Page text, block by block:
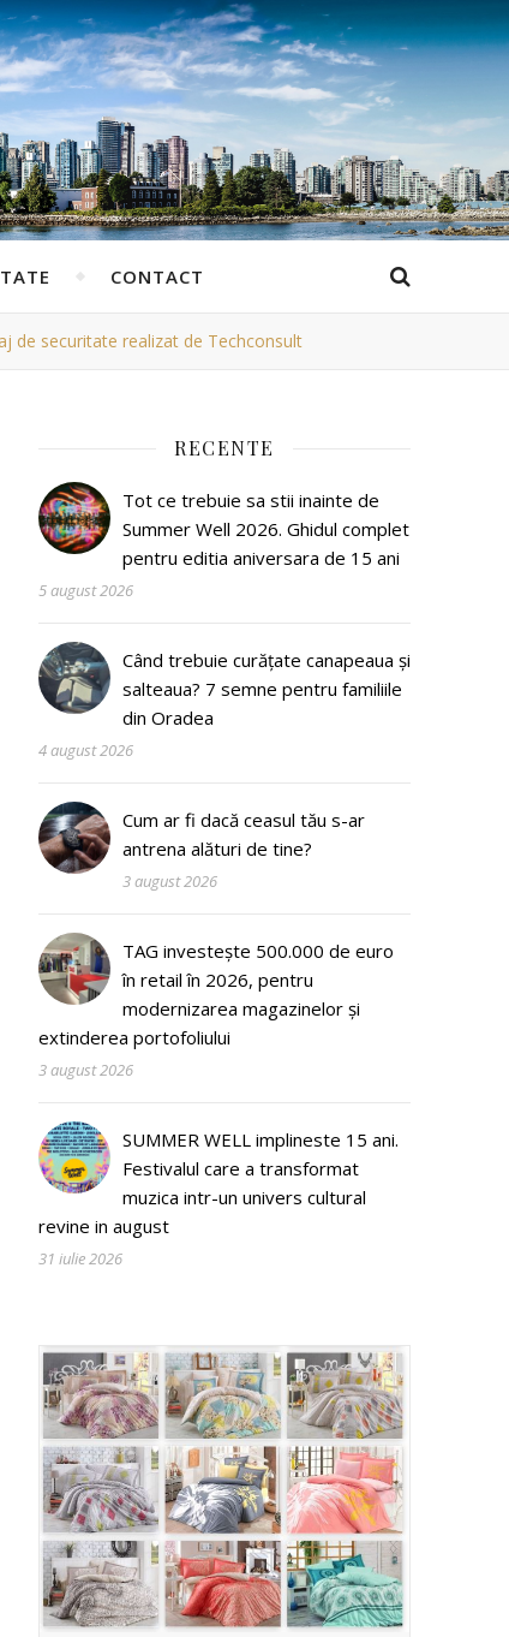
CONTACT
de securitate realizat de Techconsult
RECENTE
Tot ce trebuie sa stii inainte de
Summer Well 2026. Ghidul complet
pentru editia aniversara de 15 ani
5 august 2026
Când trebuie curățate canapeaua și
salteaua? 7 semne pentru familiile
din Oradea
4 august 2026
Cum ar fi dacă ceasul tău s-ar
antrena alături de tine?
3 august 2026
TAG investește 500.000 de euro
în retail în 2026, pentru
modernizarea magazinelor și
extinderea portofoliului
3 august 2026
SUMMER WELL implineste 15 ani.
Festivalul care a transformat
muzica intr-un univers cultural
revine in august
31 iulie 2026